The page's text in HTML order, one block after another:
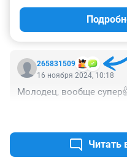
отличная идея. я б
265831509
16 ноября 2024, 10:18
Молодец, вообще
Читать